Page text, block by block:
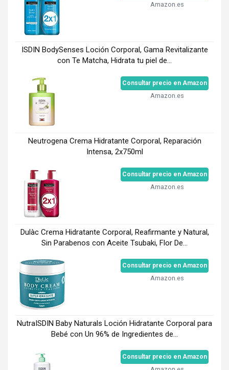
Amazon.es
ISDIN BodySenses Loción Corporal, Gama Revitalizante
con Te Matcha, Hidrata tu piel de...
Consultar precio en Amazon
Amazon.es
Neutrogena Crema Hidratante Corporal, Reparación
Intensa, 2x750ml
Consultar precio en Amazon
Amazon.es
Dulàc Crema Hidratante Corporal, Reafirmante y Natural,
Sin Parabenos con Aceite Tsubaki, Flor De...
Consultar precio en Amazon
Amazon.es
NutraISDIN Baby Naturals Loción Hidratante Corporal para
Bebé con Un 96% de Ingredientes de...
Consultar precio en Amazon